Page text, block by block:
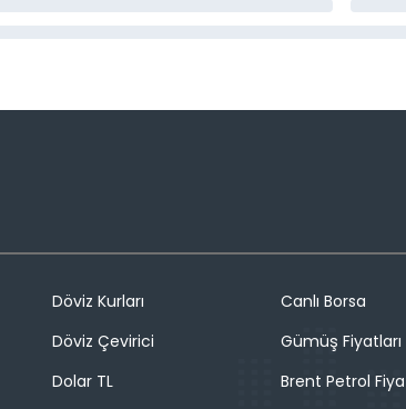
Döviz Kurları
Döviz Çevirici
Dolar TL
Canlı Borsa
Gümüş Fiyatları
Brent Petrol